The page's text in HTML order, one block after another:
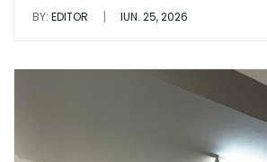
BY: EDITOR | IUN. 25, 2026